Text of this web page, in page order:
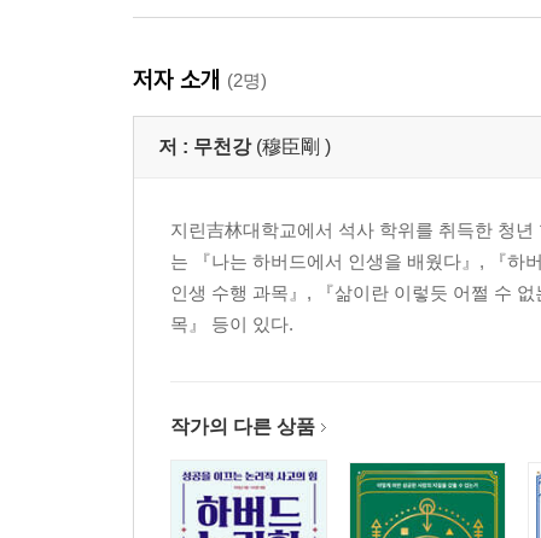
저자 소개 (2명)
저 : 무천강 (穆臣剛 )
지린吉林대학교에서 석사 학위를 취득한 청
는 『나는 하버드에서 인생을 배웠다』, 『하
인생 수행 과목』, 『삶이란 이렇듯 어쩔 수
목』 등이 있다.
작가의 다른 상품